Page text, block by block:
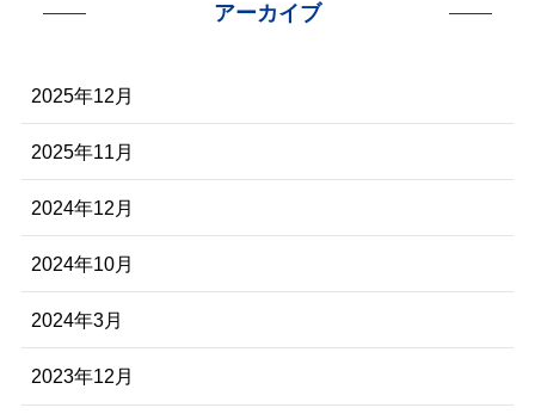
アーカイブ
2025年12月
2025年11月
2024年12月
2024年10月
2024年3月
2023年12月